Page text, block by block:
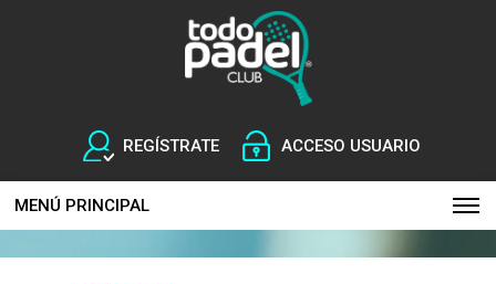
REGÍSTRATE ACCESO USUARIO
MENÚ PRINCIPAL